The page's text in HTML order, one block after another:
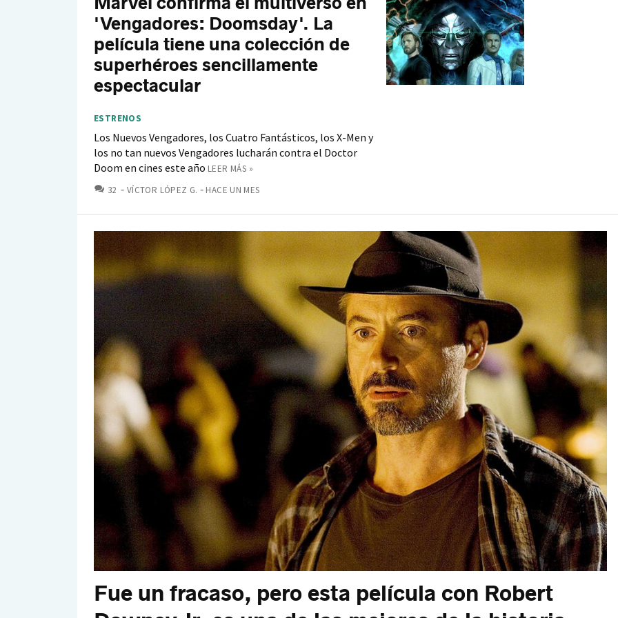
'Vengadores: Doomsday'. La
película tiene una colección de
superhéroes sencillamente
espectacular
ESTRENOS
Los Nuevos Vengadores, los Cuatro Fantásticos, los X-Men y
los no tan nuevos Vengadores lucharán contra el Doctor
Doom en cines este año LEER MÁS »
32 COMENTARIOS
VÍCTOR LÓPEZ G. HACE UN MES
Fue un fracaso, pero esta película con Robert